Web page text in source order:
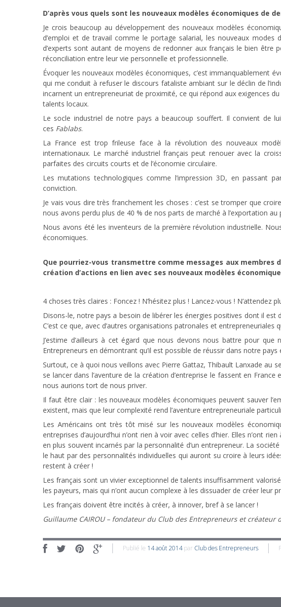
D’après vous quels sont les nouveaux modèles économiques de
Je crois beaucoup au développement des nouveaux modèles
d’emploi et de travail comme le portage salarial, les nouveaux modes
d’experts sont autant de moyens de redonner aux français le bien être
réconciliation entre leur vie personnelle et professionnelle.
Évoquer les nouveaux modèles économiques, c’est immanquablement
qui me conduit à refuser le discours fataliste ambiant sur le déclin de
incarnent un entrepreneuriat de proximité, ce qui répond aux exigences
talents locaux.
Le socle industriel de notre pays a beaucoup souffert. Il convient de
ces Fablabs.
La France est trop frileuse face à la révolution des nouveaux
internationaux. Le marché industriel français peut renouer avec la
parfaites des circuits courts et de l’économie circulaire.
Les mutations technologiques comme l’impression 3D, en passant
conviction.
Je vais vous dire très franchement les choses : c’est se tromper que
nous avons perdu plus de 40 % de nos parts de marché à l’exportation au
Nous avons été les inventeurs de la première révolution industrielle.
économiques.
Que pourriez-vous transmettre comme messages aux membres
création d’actions en lien avec ses nouveaux modèles
4 choses très claires : Foncez ! N’hésitez plus ! Lancez-vous ! N’attendez
Disons-le, notre pays a besoin de libérer les énergies positives dont il est
C’est ce que, avec d’autres organisations patronales et
J’estime d’ailleurs à cet égard que nous devons nous battre pour
Entrepreneurs en démontrant qu’il est possible de réussir dans notre pays
Surtout, ce à quoi nous veillons avec Pierre Gattaz, Thibault Lanxade au
se lancer dans l’aventure de la création d’entreprise le fassent en
nous aurions tort de nous priver.
Il faut être clair : les nouveaux modèles économiques peuvent sauver
existent, mais que leur complexité rend l’aventure entrepreneuriale
Les Américains ont très tôt misé sur les nouveaux modèles
entreprises d’aujourd’hui n’ont rien à voir avec celles d’hier. Elles n’ont
en plus souvent incarnés par la personnalité d’un entrepreneur. La
le haut par des personnalités individuelles qui auront su croire à leurs
restent à créer !
Les français sont un vivier exceptionnel de talents insuffisamment
les payeurs, mais qui n’ont aucun complexe à les dissuader de créer leur
Les français doivent être incités à créer, à innover, bref à se lancer !
Guillaume CAIROU – fondateur du Club des Entrepreneurs et créateur
Publié le 14 août 2014par Club des Entrepreneurs